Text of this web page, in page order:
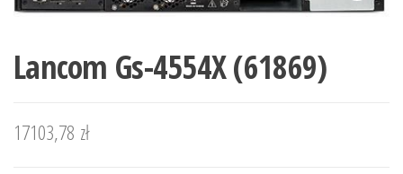
Lancom Gs-4554X (61869)
17103,78 zł